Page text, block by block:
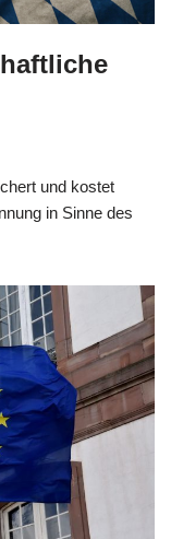
und kostet
in Sinne des